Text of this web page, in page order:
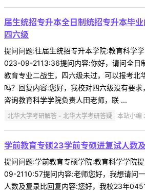
届生统招专升本全日制统招专升本毕
四六级
提问问题:往届生统招专升本学院:教育科学
023-09-2113:36提问内容:你好，请问全日
教育专业二战生，四六级未过，可以报考北
吗？回复内容:您好，我校对四六级没有要
咨询教育科学学院负责人田老师，联 ...
北华大学考研解答 - 北华大学考研答疑 本站小编
学前教育专硕23学前专硕进复试人数
提问问题:学前教育专硕学院:教育科学学院
09-2110:57提问内容:老师您好，我想请问
人数及复录比回复内容:您好，我校23年